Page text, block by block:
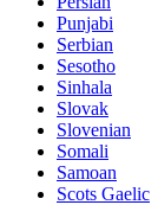
Punjabi
Serbian
Sesotho
Sinhala
Slovak
Slovenian
Somali
Samoan
Scots Gaelic